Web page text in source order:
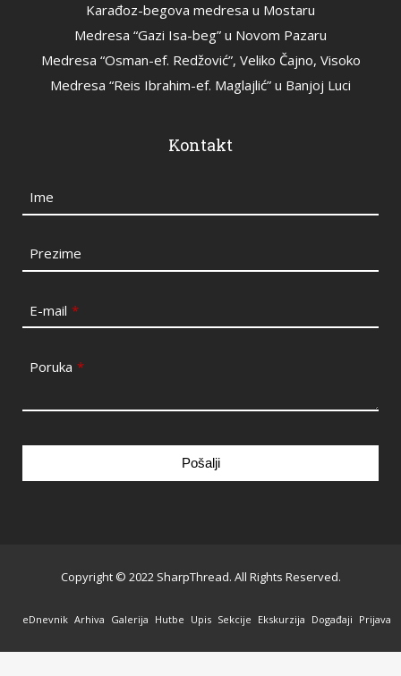
Karađoz-begova medresa u Mostaru
Medresa “Gazi Isa-beg” u Novom Pazaru
Medresa “Osman-ef. Redžović”, Veliko Čajno, Visoko
Medresa “Reis Ibrahim-ef. Maglajlić” u Banjoj Luci
Kontakt
Ime
Prezime
E-mail *
Poruka *
Pošalji
blank
Copyright © 2022 SharpThread. All Rights Reserved.
eDnevnik Arhiva Galerija Hutbe Upis Sekcije Ekskurzija Događaji Prijava